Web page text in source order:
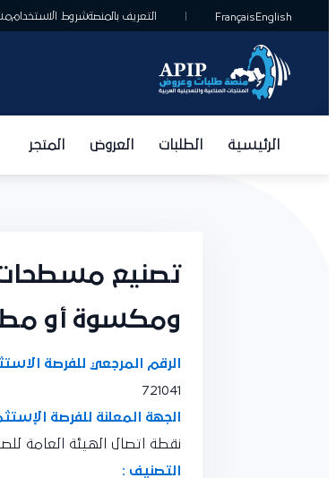
English
Français التعريف بالمنصةشروط الاستخدام
الرئيسية الطلبات العروض المتجر
تصنيع مسطحات
ومكسوة أو
الرقم المرجعي للفرصة
721041
الجهة المعلنة للفرصة
نقطة اتصال الهيئة العامة
التصنيف :